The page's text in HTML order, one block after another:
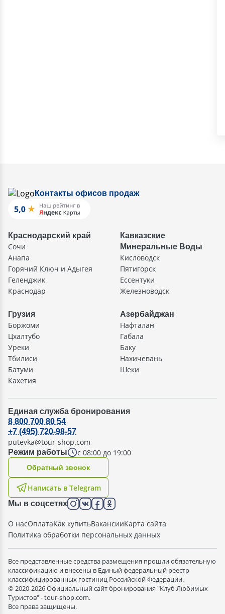
Контакты офисов продаж
Краснодарский край
Сочи
Анапа
Горячий Ключ и Адыгея
Геленджик
Краснодар
Кавказские
Минеральные Воды
Кисловодск
Пятигорск
Ессентуки
Железноводск
Грузия
Боржоми
Цхалтубо
Уреки
Тбилиси
Батуми
Кахетия
Азербайджан
Нафталан
Габала
Баку
Нахичевань
Шеки
Единая служба бронирования
Режим работы с 08:00 до 19:00
8 800 700 80 54
+7 (495) 720-98-57
putevka@tour-shop.com
Написать в Telegram
Oбратный звонок
Мы в соцсетях
О насОплатаКак купитьВакансииКарта сайта
Политика обработки персональных данных
Все представленные средства размещения прошли обязательную
классификацию и внесены в Единый федеральный реестр
классифицированных гостиниц Российской Федерации.
© 2020-2026 Официальный сайт бронирования "Клуб Любимых
Туристов" - tour-shop.com.
Все права защищены.